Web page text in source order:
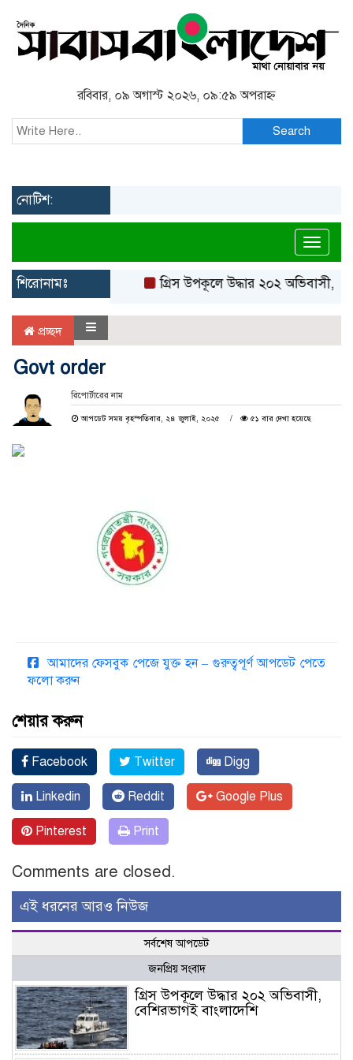
রবিবার, ০৯ অগাস্ট ২০২৬, ০৯:৫৯ অপরাহ্ন
Search
নোটিশ:
শিরোনামঃ গ্রিস উপকূলে উদ্ধার ২০২ অভিবাসী,
প্রচ্ছদ
Govt order
রিপোর্টারের নাম
আপডেট সময় বৃহস্পতিবার, ২৪ জুলাই, ২০২৫ ৫১ বার দেখা হয়েছে
আমাদের ফেসবুক পেজে যুক্ত হন – গুরুত্বপূর্ণ আপডেট পেতে
ফলো করুন
শেয়ার করুন
Facebook Twitter Digg
Linkedin Reddit Google Plus
Pinterest Print
Comments are closed.
এই ধরনের আরও নিউজ
সর্বশেষ আপডেট
জনপ্রিয় সংবাদ
গ্রিস উপকূলে উদ্ধার ২০২ অভিবাসী,
বেশিরভাগই বাংলাদেশি